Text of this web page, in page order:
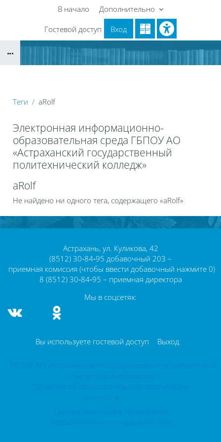
Перейти к основному содержанию
В начало Дополнительно
Гостевой доступ Вход
Теги aRolf
Электронная информационно-
образовательная среда ГБПОУ АО
«Астраханский государственный
политехнический колледж»
Блоки
aRolf
Не найдено ни одного тега, содержащего «aRolf»
Астрахань, ул. Куликова, 42
(8512) 30‑84‑95 добавочный 203 –
приемная комиссия (чтобы ввести добавочный нажмите 0)
8 (8512) 30‑84‑95 – приемная директора
Мы в соцсетях:
Вы используете гостевой доступ Выход
ГБПОУ АО «Астраханский государственный
Контактная информация
Сведения об образовательной организации
Скачать мобильное приложение
Переключить на стандартную тему